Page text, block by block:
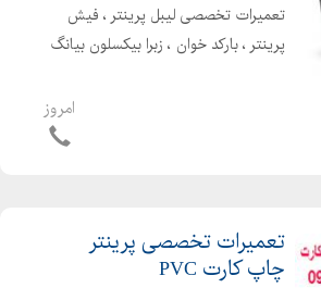
تعمیرات تخصصی لیبل پرینتر ، فیش
پرینتر ، بارکد خوان ، زبرا بیکسلون بیانگ
امروز
تعمیرات تخصصی پرینتر
چاپ کارت PVC